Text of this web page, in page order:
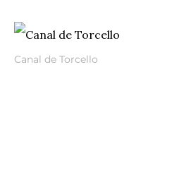
Canal de Torcello